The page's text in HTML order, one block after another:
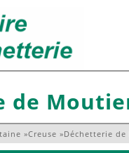
de
»Creuse »Déchetterie